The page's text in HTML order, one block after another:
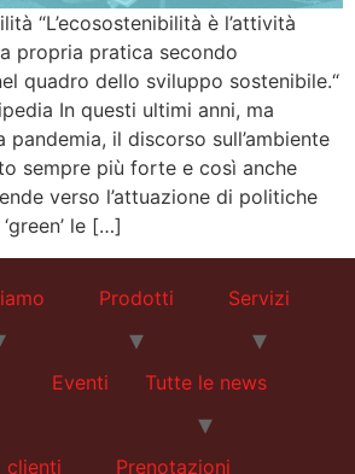
“L’ecosostenibilità è l’attività
propria pratica secondo
quadro dello sviluppo sostenibile.“
In questi ultimi anni, ma
il discorso sull’ambiente
sempre più forte e così anche
verso l’attuazione di politiche
le […]
Prodotti Servizi
Eventi Tutte le news
clienti Prenotazioni